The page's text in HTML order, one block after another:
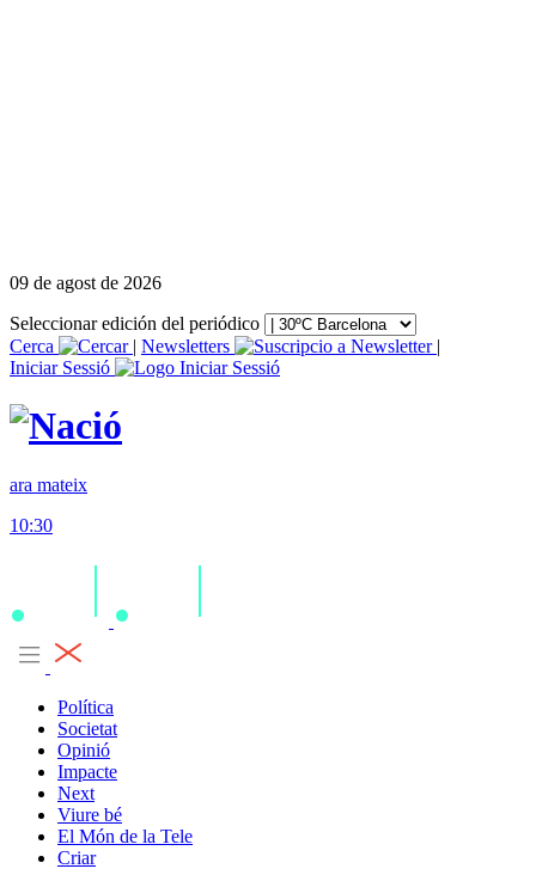
09 de agost de 2026
Seleccionar edición del periódico
Cerca
| Newsletters
|
Iniciar Sessió
ara mateix
10:30
Política
Societat
Opinió
Impacte
Next
Viure bé
El Món de la Tele
Criar